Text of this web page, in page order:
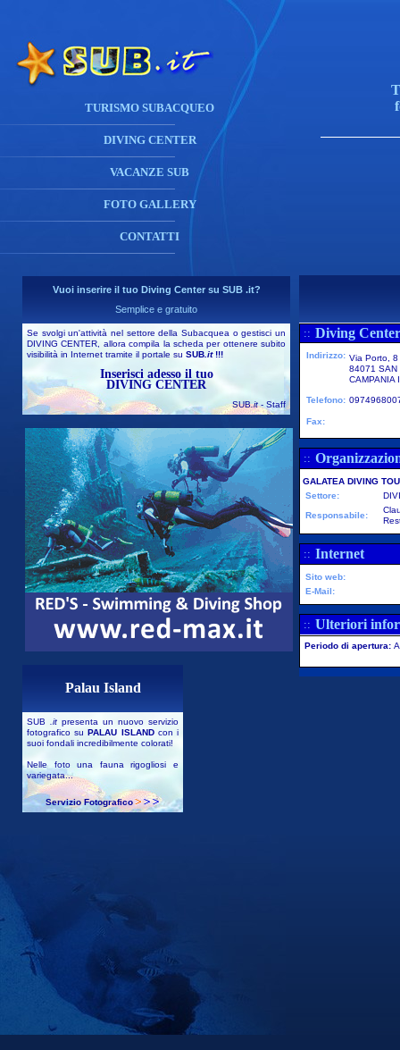
TURISMO SUBACQUEO
DIVING CENTER
VACANZE SUB
FOTO GALLERY
CONTATTI
Vuoi inserire il tuo Diving Center su SUB .it?
Semplice e gratuito
Se svolgi un'attività nel settore della Subacquea o gestisci un
DIVING CENTER, allora compila la scheda per ottenere subito
visibilità in Internet tramite il portale su SUB .it!!!
Inserisci adesso il tuo
DIVING CENTER
SUB.it- Staff
Palau Island
SUB .it presenta un nuovo servizio
fotografico suPALAU ISLANDcon i
suoi fondali incredibilmente colorati!
Nelle foto una fauna rigogliosi e
variegata...
Servizio Fotografico
:: Diving
Indirizzo: Via Porto, 8
84071 SAN
CAMPANIA
Telefono:
Fax:
::
GALATEA DIVING
Settore:
Responsabile:
:: Internet
Sito web:
E-Mail:
:: Ulteriori
Periodo di apertura: